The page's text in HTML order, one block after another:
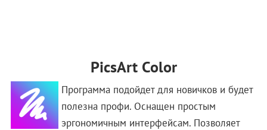
PicsArt Color
Программа подойдет для новичков и будет
полезна профи. Оснащен простым
эргономичным интерфейсам. Позволяет